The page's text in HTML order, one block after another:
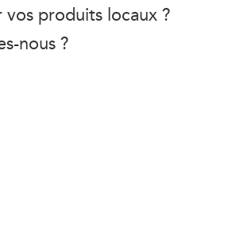
produits locaux ?
nous ?